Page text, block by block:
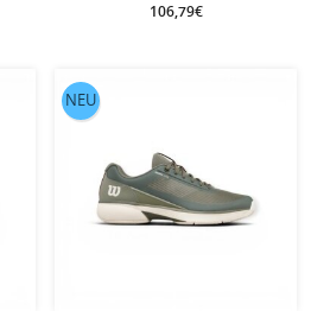
106,79€
NEU